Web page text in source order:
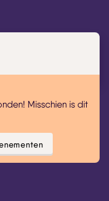
Misschien is dit